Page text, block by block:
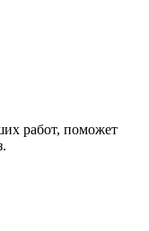
работ, поможет